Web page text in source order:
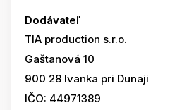
Dodávateľ
TIA production s.r.o.
Gaštanová 10
900 28 Ivanka pri Dunaji
IČO: 44971389